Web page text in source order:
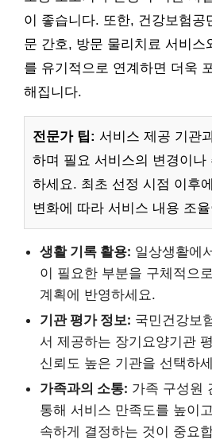
이 좋습니다. 또한, 건강보험공
문 간호, 방문 물리치료 서비스
를 유기적으로 연계하면 더욱
해집니다.
전문가 팁: 서비스 제공 기관
하며 필요 서비스의 변경이나
하세요. 최초 선정 시점 이후
변화에 따라 서비스 내용 조
생활 기록 활용: 일상생활에
이 필요한 부분을 구체적으
계획에 반영하세요.
기관 평가 정보: 국민건강보
서 제공하는 장기요양기관
신뢰도 높은 기관을 선택하
가족과의 소통: 가족 구성원
통해 서비스 만족도를 높이
속하게 결정하는 것이 중요